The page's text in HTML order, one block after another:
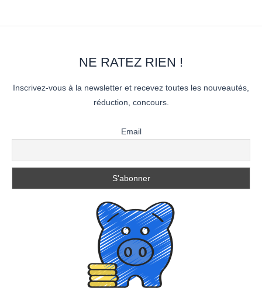
NE RATEZ RIEN !
Inscrivez-vous à la newsletter et recevez toutes les nouveautés,
réduction, concours.
Email